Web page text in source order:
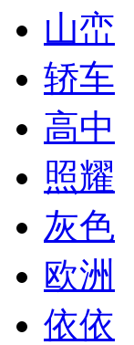
山峦
轿车
高中
照耀
灰色
欧洲
依依